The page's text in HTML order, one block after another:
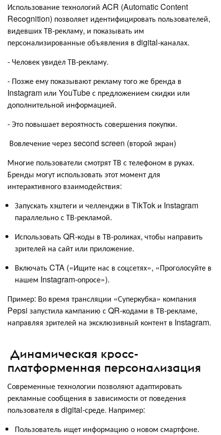
Использование технологий ACR (Automatic Content
Recognition) позволяет идентифицировать пользователей,
видевших ТВ-рекламу, и показывать им
персонализированные объявления в digital-каналах.
- Человек увидел ТВ-рекламу.
- Позже ему показывают рекламу того же бренда в
Instagram или YouTube с предложением скидки или
дополнительной информацией.
- Это повышает вероятность совершения покупки.
Вовлечение через second screen (второй экран)
Многие пользователи смотрят ТВ с телефоном в руках.
Бренды могут использовать этот момент для
интерактивного взаимодействия:
Запускать хэштеги и челленджи в TikTok и Instagram
параллельно с ТВ-рекламой.
Использовать QR-коды в ТВ-роликах, чтобы направить
зрителей на сайт или приложение.
Включать CTA («Ищите нас в соцсетях», «Проголосуйте в
нашем Instagram-опросе»).
Пример: Во время трансляции «Суперкубка» компания
Pepsi запустила кампанию с QR-кодами в ТВ-рекламе,
направляя зрителей на эксклюзивный контент в Instagram.
Динамическая кросс-
платформенная персонализация
Современные технологии позволяют адаптировать
рекламные сообщения в зависимости от поведения
пользователя в digital-среде. Например:
Пользователь ищет информацию о новом смартфоне.